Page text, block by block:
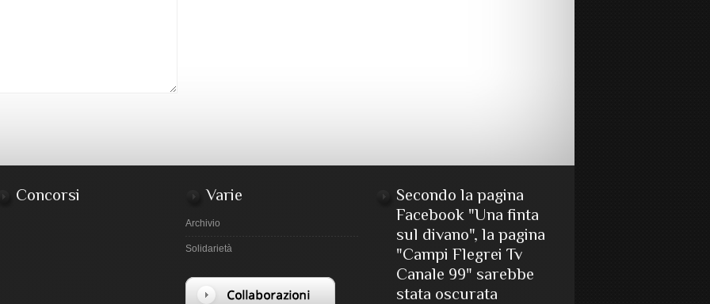
Concorsi Varie
Archivio
Solidarietà
Secondo la pagina
Facebook "Una finta
sul divano", la pagina
"Campi Flegrei Tv
Canale 99" sarebbe
stata oscurata